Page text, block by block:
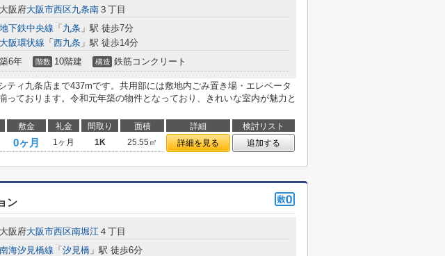
大阪府大阪市西区九条南 ３丁目
地下鉄中央線 「 九条 」駅 徒歩7分
大阪環状線 「 西九条 」駅 徒歩14分
築6年 階数 10階建 構造 鉄筋コンクリート
ティ九条店まで437mです。共用部には敷地内ごみ置き場・エレベータ
っております。令和元年築の物件となっており、きれいな室内が魅力と
敷金 礼金 間取り 面積 詳細
検討リスト
0ヶ月 1ヶ月 1K 25.55㎡ 詳細を見る 追加する
ン
大阪府大阪市西区南堀江 ４丁目
南海汐見橋線 「 汐見橋 」駅 徒歩6分